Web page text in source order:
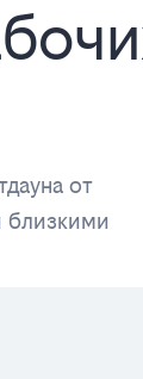
от
близкими